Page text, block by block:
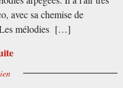
avec sa chemise de
Les mélodies […]